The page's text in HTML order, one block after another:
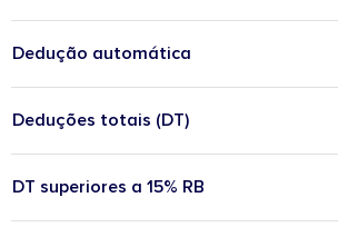
Dedução automática
Deduções totais (DT)
DT superiores a 15% RB